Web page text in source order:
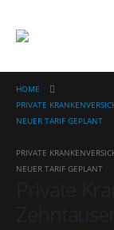
HOME
PRIVATE
NEUER TARIF GEPLANT
PRIVATE
NEUER TARIF GEPLANT